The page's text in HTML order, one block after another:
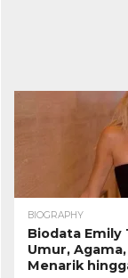
BIOGRAPHY
Biodata Emily
Umur,
Menarik